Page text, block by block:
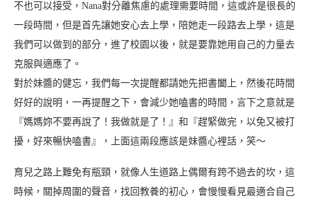
不也可以接受，Nana對分離焦慮的處理需要時間，這或許是很長的
一段時間，但是首先讓她安心去上學，陪她走一段路去上學，這是
我們可以做到的部分，進了校園以後，就是要靠她用自己的力量去
克服與適應了。
對於妹醬的健忘，我們每一次提醒都請她先把書闔上，然後花時間
好好的說明，一再提醒之下，會減少她嗑書的時間，言下之意就是
『媽媽妳不要再說了！我做就是了！』和『趕緊做完，以免又被打
擾，好來暢快嗑書』，上面這兩段應該是妹醬心裡話，笑～
育兒之路上難免有瓶頸，就像人生道路上偶爾有跨不過去的坎，這
時候，關掉周圍的聲音，找回教養的初心，會慢慢看見最適合自己